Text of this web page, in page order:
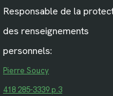
Responsable de la
des renseignements
personnels:
Pierre Soucy
418 285-3339 p.3